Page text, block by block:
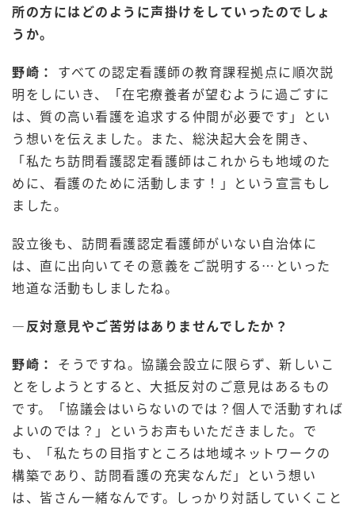
所の方にはどのように声掛けをしていったのでしょ
うか。
野崎： すべての認定看護師の教育課程拠点に順次説
明をしにいき、「在宅療養者が望むように過ごすに
は、質の高い看護を追求する仲間が必要です」とい
う想いを伝えました。また、総決起大会を開き、
「私たち訪問看護認定看護師はこれからも地域のた
めに、看護のために活動します！」という宣言もし
ました。
設立後も、訪問看護認定看護師がいない自治体に
は、直に出向いてその意義をご説明する…といった
地道な活動もしましたね。
―反対意見やご苦労はありませんでしたか？
野崎： そうですね。協議会設立に限らず、新しいこ
とをしようとすると、大抵反対のご意見はあるもの
です。「協議会はいらないのでは？個人で活動すれば
よいのでは？」というお声もいただきました。で
も、「私たちの目指すところは地域ネットワークの
構築であり、訪問看護の充実なんだ」という想い
は、皆さん一緒なんです。しっかり対話していくこと